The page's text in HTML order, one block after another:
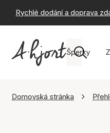
Rychlé dodání a doprava
Šperky
Domovská stránka